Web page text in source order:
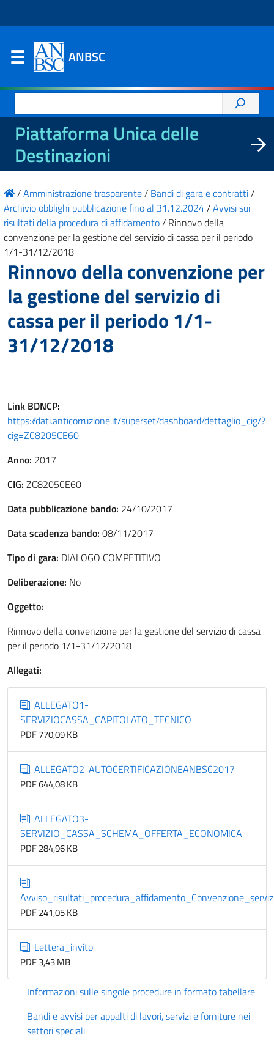
ANBSC
per:
Piattaforma Unica delle
Destinazioni
/Amministrazione trasparente/ Bandi di gara e contratti/
Archivio obblighi pubblicazione fino al 31.12.2024/Avvisi sui
risultati della procedura di affidamento/ Rinnovo della
convenzione per la gestione del servizio di cassa per il periodo
1/1-31/12/2018
Rinnovo della convenzione per
la gestione del servizio di
cassa per il periodo 1/1-
31/12/2018
Link BDNCP:
https://dati.anticorruzione.it/superset/dashboard/dettaglio_cig/?
cig=ZC8205CE60
Anno: 2017
CIG: ZC8205CE60
Data pubblicazione bando: 24/10/2017
Data scadenza bando: 08/11/2017
Tipo di gara: DIALOGO COMPETITIVO
Deliberazione: No
Oggetto:
Rinnovo della convenzione per la gestione del servizio di cassa
per il periodo 1/1-31/12/2018
Allegati:
ALLEGATO1-
SERVIZIOCASSA_CAPITOLATO_TECNICO
PDF 770,09 KB
ALLEGATO2-AUTOCERTIFICAZIONEANBSC2017
PDF 644,08 KB
ALLEGATO3-
SERVIZIO_CASSA_SCHEMA_OFFERTA_ECONOMICA
PDF 284,96 KB
PDF 241,05 KB
Lettera_invito
PDF 3,43 MB
Informazioni sulle singole procedure in formato tabellare
Bandi e avvisi per appalti di lavori, servizi e forniture nei
settori speciali